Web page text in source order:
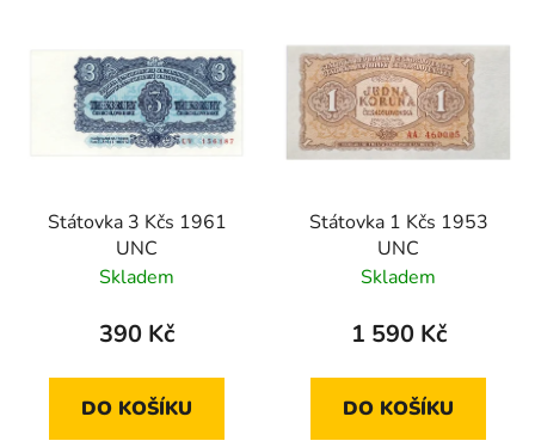
Státovka 3 Kčs 1961
UNC
Skladem
390 Kč
DO KOŠÍKU
Státovka 1 Kčs 1953
UNC
Skladem
1 590 Kč
DO KOŠÍKU